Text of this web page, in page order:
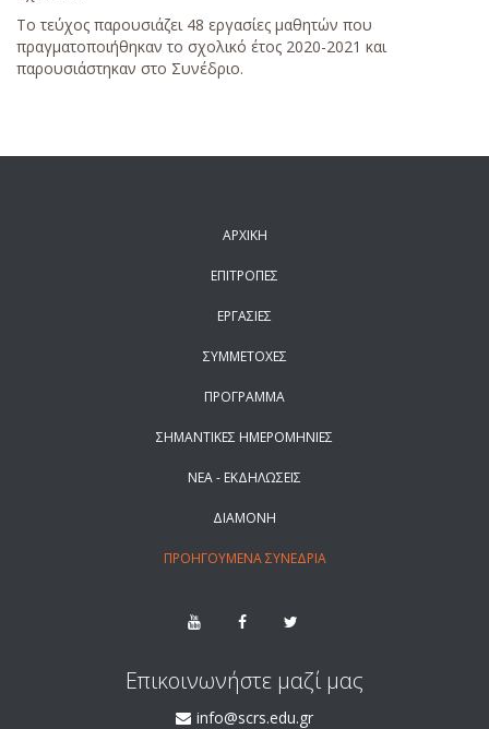
Το τεύχος παρουσιάζει 48 εργασίες μαθητών που
πραγματοποιήθηκαν το σχολικό έτος 2020-2021 και
παρουσιάστηκαν στο Συνέδριο.
ΑΡΧΙΚΗ
ΕΠΙΤΡΟΠΕΣ
ΕΡΓΑΣΙΕΣ
ΣΥΜΜΕΤΟΧΕΣ
ΠΡΟΓΡΑΜΜΑ
ΣΗΜΑΝΤΙΚΕΣ ΗΜΕΡΟΜΗΝΙΕΣ
ΝΕΑ - ΕΚΔΗΛΩΣΕΙΣ
ΔΙΑΜΟΝΗ
ΠΡΟΗΓΟΥΜΕΝΑ ΣΥΝΕΔΡΙΑ
Επικοινωνήστε μαζί μας
info@scrs.edu.gr